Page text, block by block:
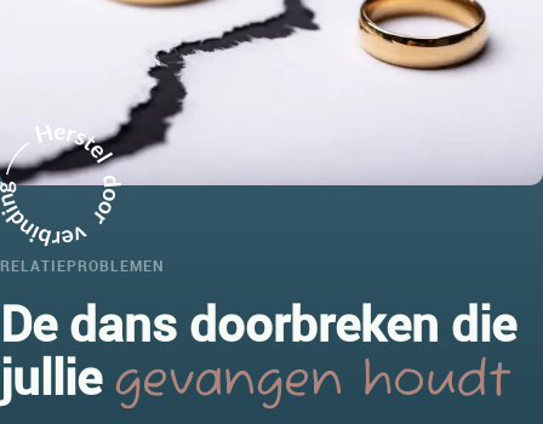
RELATIEPROBLEMEN
De dans doorbreken die
jullie gevangen houdt